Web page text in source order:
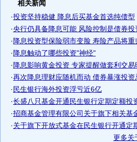
相关新闻
·投资坚持稳健 降息后买基金首选纯债型
·央行仍具备降息可能 风险控制是债券投
· 降息投资型保险弱市变脸 寿险产品将重
· 降息触动了哪些投资"神经"
· 降息影响黄金投资 专家提醒做套利交易
·再次降息理财应随机而动 债券暴涨投资
· 民生银行海外投资浮亏近6亿
·长盛八只基金开通民生银行定期定额投
·招商基金管理有限公司关于旗下相关基
·关于旗下开放式基金在民生银行开通定
更多关